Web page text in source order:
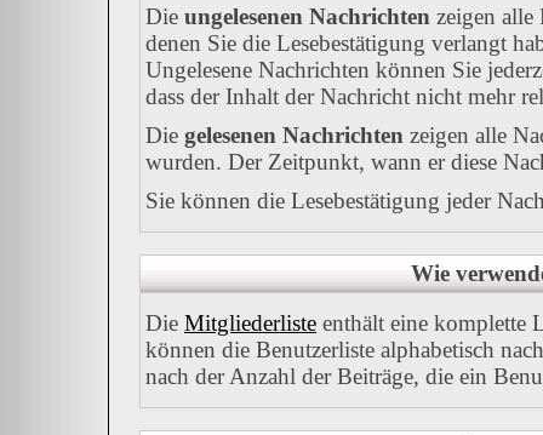
Die ungelesenen Nachrichten zeigen alle
denen Sie die Lesebestätigung verlangt
Ungelesene Nachrichten können Sie
dass der Inhalt der Nachricht nicht mehr
Die gelesenen Nachrichten zeigen alle
wurden. Der Zeitpunkt, wann er diese
Sie können die Lesebestätigung jeder
Wie
Die Mitgliederliste enthält eine komplette
können die Benutzerliste alphabetisch
nach der Anzahl der Beiträge, die ein